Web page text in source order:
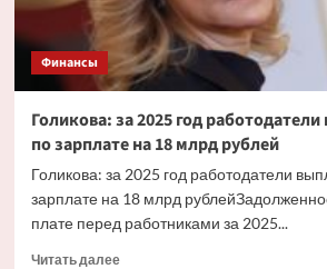
Финансы
Голикова: за 2025 год
по зарплате на 18 млрд рублей
Голикова: за 2025 год работодатели
зарплате на 18 млрд
плате перед работниками за 2025...
Читать далееПрочитать